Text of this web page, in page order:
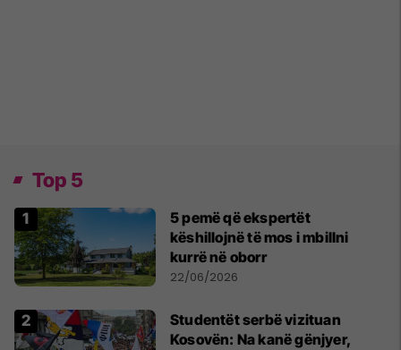
Top 5
5 pemë që ekspertët
këshillojnë të mos i mbillni
kurrë në oborr
22/06/2026
Studentët serbë vizituan
Kosovën: Na kanë gënjyer,